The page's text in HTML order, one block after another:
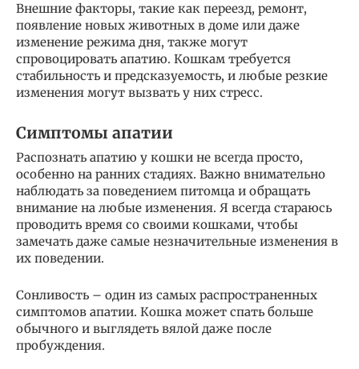
Внешние факторы, такие как переезд, ремонт,
появление новых животных в доме или даже
изменение режима дня, также могут
спровоцировать апатию. Кошкам требуется
стабильность и предсказуемость, и любые резкие
изменения могут вызвать у них стресс.
Симптомы апатии
Распознать апатию у кошки не всегда просто,
особенно на ранних стадиях. Важно внимательно
наблюдать за поведением питомца и обращать
внимание на любые изменения. Я всегда стараюсь
проводить время со своими кошками, чтобы
замечать даже самые незначительные изменения в
их поведении.
Сонливость – один из самых распространенных
симптомов апатии. Кошка может спать больше
обычного и выглядеть вялой даже после
пробуждения.